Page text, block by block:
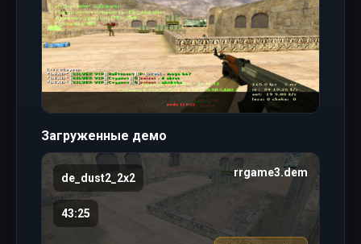
Загруженные демо
rrgame3.dem
de_dust2_2x2
43:25